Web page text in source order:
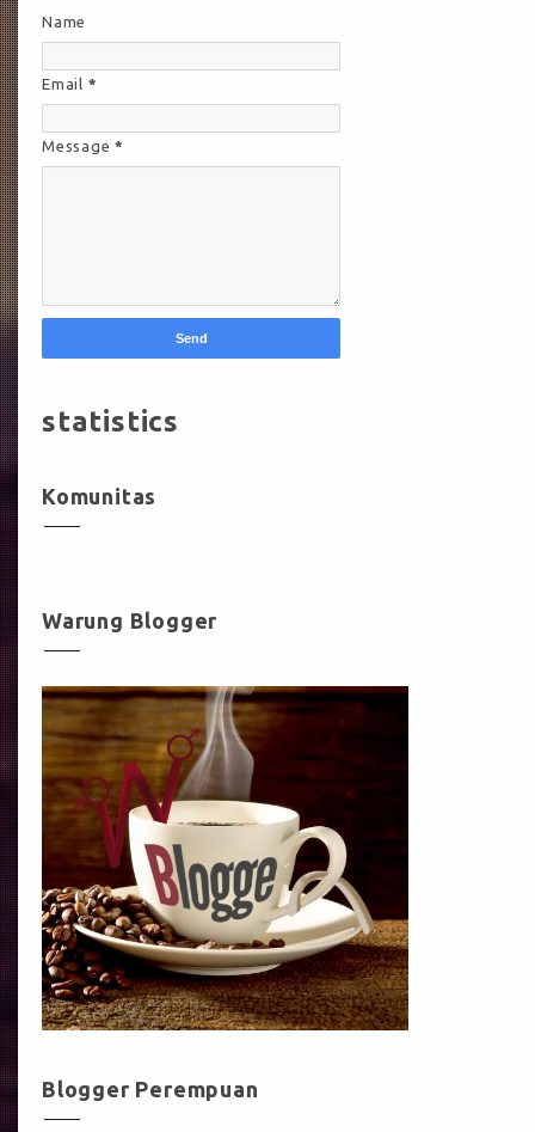
Name
Email *
Message*
statistics
Komunitas
Warung Blogger
Blogger Perempuan